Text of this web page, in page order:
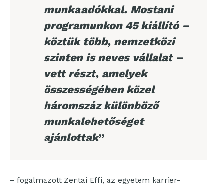
munkaadókkal. Mostani
programunkon 45 kiállító –
köztük több, nemzetközi
szinten is neves vállalat –
vett részt, amelyek
összességében közel
háromszáz különböző
munkalehetőséget
ajánlottak”
– fogalmazott Zentai Effi, az egyetem karrier-